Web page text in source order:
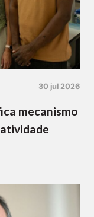
30 jul 2026
mecanismo